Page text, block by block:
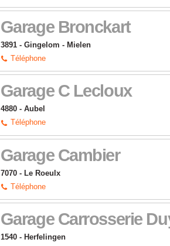
Garage Bronckart
3891 - Gingelom - Mielen
Téléphone
Garage C Lecloux
4880 - Aubel
Téléphone
Garage Cambier
7070 - Le Roeulx
Téléphone
Garage Carrosserie
1540 - Herfelingen